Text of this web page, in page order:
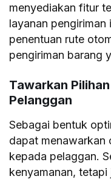
menyediakan fitur
layanan pengiriman
penentuan rute
pengiriman barang
Tawarkan
Pelanggan
Sebagai bentuk
dapat menawarkan
kepada pelaggan.
kenyamanan, tetapi